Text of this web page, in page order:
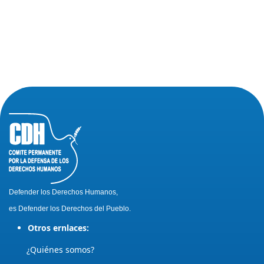
Defender los Derechos Humanos,
es Defender los Derechos del Pueblo.
Otros ernlaces:
¿Quiénes somos?